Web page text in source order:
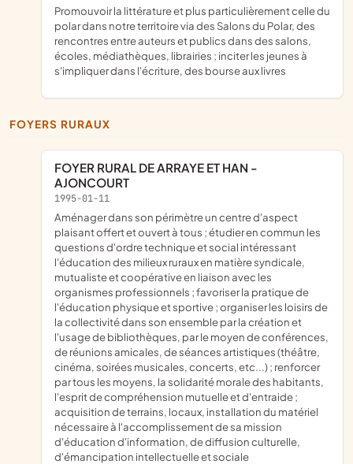
promouvoir la littérature et plus particulièrement celle du
polar dans notre territoire via des Salons du Polar, des
rencontres entre auteurs et publics dans des salons,
écoles, médiathèques, librairies ; inciter les jeunes à
s'impliquer dans l'écriture, des bourse aux livres
FOYERS RURAUX
FOYER RURAL DE ARRAYE ET HAN -
AJONCOURT
1995-01-11
aménager dans son périmètre un centre d'aspect
plaisant offert et ouvert à tous ; étudier en commun les
questions d'ordre technique et social intéressant
l'éducation des milieux ruraux en matière syndicale,
mutualiste et coopérative en liaison avec les
organismes professionnels ; favoriser la pratique de
l'éducation physique et sportive ; organiser les loisirs de
la collectivité dans son ensemble par la création et
l'usage de bibliothèques, par le moyen de conférences,
de réunions amicales, de séances artistiques (théâtre,
cinéma, soirées musicales, concerts, etc...) ; renforcer
par tous les moyens, la solidarité morale des habitants,
l'esprit de compréhension mutuelle et d'entraide ;
acquisition de terrains, locaux, installation du matériel
nécessaire à l'accomplissement de sa mission
d'éducation d'information, de diffusion culturelle,
d'émancipation intellectuelle et sociale